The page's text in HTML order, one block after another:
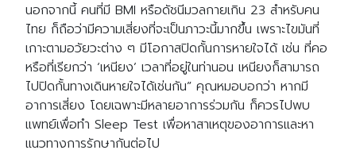
นอกจากนี้ คนที่มี BMI หรือดัชนีมวลกายเกิน 23 สำหรับคน
ไทย ก็ถือว่ามีความเสี่ยงที่จะเป็นภาวะนี้มากขึ้น เพราะไขมันที่
เกาะตามอวัยวะต่าง ๆ มีโอกาสปิดกั้นการหายใจได้ เช่น ที่คอ
หรือที่เรียกว่า ‘เหนียง’ เวลาที่อยู่ในท่านอน เหนียงก็สามารถ
ไปปิดกั้นทางเดินหายใจได้เช่นกัน” คุณหมอบอกว่า หากมี
อาการเสี่ยง โดยเฉพาะมีหลายอาการร่วมกัน ก็ควรไปพบ
แพทย์เพื่อทำ Sleep Test เพื่อหาสาเหตุของอาการและหา
แนวทางการรักษากันต่อไป